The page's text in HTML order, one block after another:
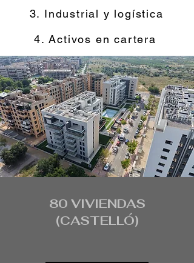
3. Industrial y logística
4. Activos en cartera
80 VIVIENDAS
(CASTELLÓ)